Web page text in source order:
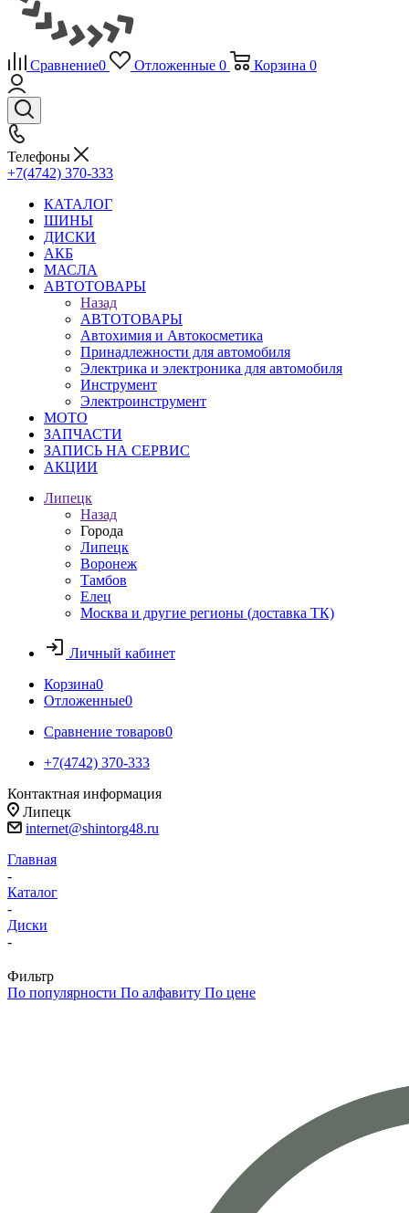
Сравнение0 Отложенные 0 Корзина 0
Телефоны
+7(4742) 370-333
КАТАЛОГ
ШИНЫ
ДИСКИ
АКБ
МАСЛА
АВТОТОВАРЫ
Назад
АВТОТОВАРЫ
Автохимия и Автокосметика
Принадлежности для автомобиля
Электрика и электроника для автомобиля
Инструмент
Электроинструмент
МОТО
ЗАПЧАСТИ
ЗАПИСЬ НА СЕРВИС
АКЦИИ
Липецк
Назад
Города
Липецк
Воронеж
Тамбов
Елец
Москва и другие регионы (доставка ТК)
Личный кабинет
Корзина0
Отложенные0
Сравнение товаров0
+7(4742) 370-333
Контактная информация
Липецк
internet@shintorg48.ru
Главная
-
Каталог
-
Диски
-
Фильтр
По популярности По алфавиту По цене